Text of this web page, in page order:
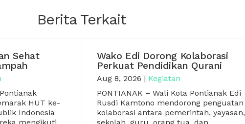
Berita Terkait
Sehat
HUT ke-
Indonesia
Wako Edi Dorong Kolaborasi
Perkuat Pendidikan Qurani
Aug 8, 2026 | Kegiatan
PONTIANAK – Wali Kota Pontianak Edi
Rusdi Kamtono mendorong penguatan
kolaborasi antara pemerintah, yayasan,